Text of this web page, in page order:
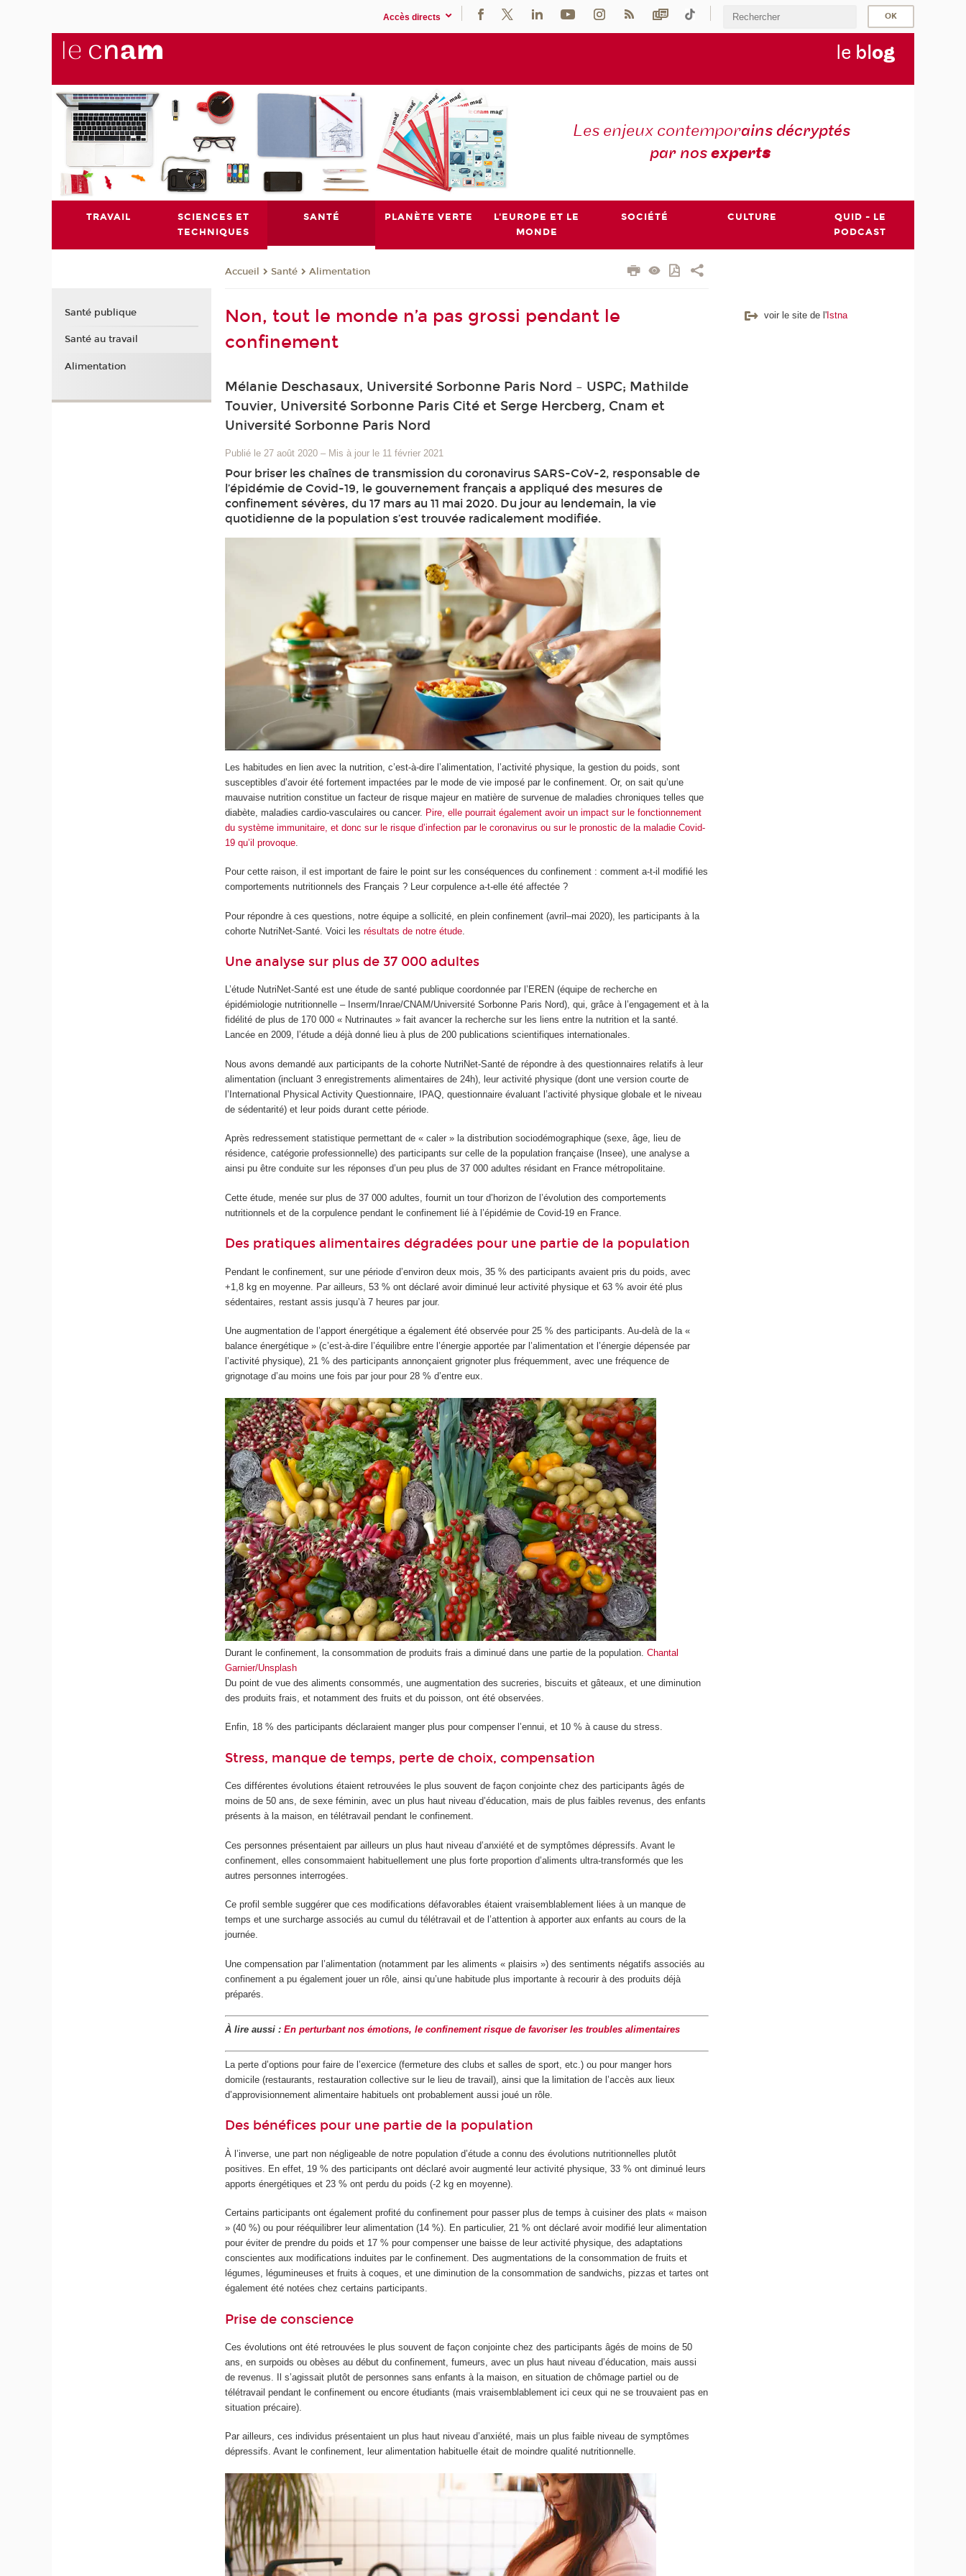
Accès directs
le blog
Les enjeux contemporains décryptés
par nosexperts
TRAVAIL
SCIENCES ET
TECHNIQUES
SANTÉ PLANÈTE VERTE
L'EUROPE ET LE
MONDE
SOCIÉTÉ CULTURE
QUID - LE
PODCAST
Accueil Santé Alimentation
Non, tout le monde n’a pas grossi pendant le
confinement
Mélanie Deschasaux, Université Sorbonne Paris Nord – USPC; Mathilde
Touvier, Université Sorbonne Paris Cité et Serge Hercberg, Cnam et
Université Sorbonne Paris Nord
Publié le 27 août 2020 – Mis à jour le 11 février 2021
Pour briser les chaînes de transmission du coronavirus SARS-CoV-2, responsable de
l’épidémie de Covid-19, le gouvernement français a appliqué des mesures de
confinement sévères, du 17 mars au 11 mai 2020. Du jour au lendemain, la vie
quotidienne de la population s’est trouvée radicalement modifiée.
Les habitudes en lien avec la nutrition, c’est-à-dire l’alimentation, l’activité physique, la gestion du poids, sont
susceptibles d’avoir été fortement impactées par le mode de vie imposé par le confinement. Or, on sait qu’une
mauvaise nutrition constitue un facteur de risque majeur en matière de survenue de maladies chroniques telles que
diabète, maladies cardio-vasculaires ou cancer. Pire, elle pourrait également avoir un impact sur le fonctionnement
du système immunitaire, et donc sur le risque d’infection par le coronavirus ou sur le pronostic de la maladie Covid-
19 qu’il provoque
Pour cette raison, il est important de faire le point sur les conséquences du confinement : comment a-t-il modifié les
comportements nutritionnels des Français ? Leur corpulence a-t-elle été affectée ?
Pour répondre à ces questions, notre équipe a sollicité, en plein confinement (avril–mai 2020), les participants à la
cohorte NutriNet-Santé. Voici lesrésultats de notre étude
Une analyse sur plus de 37 000 adultes
L’étude NutriNet-Santé est une étude de santé publique coordonnée par l’EREN (équipe de recherche en
épidémiologie nutritionnelle – Inserm/Inrae/CNAM/Université Sorbonne Paris Nord), qui, grâce à l’engagement et à la
fidélité de plus de 170 000 « Nutrinautes » fait avancer la recherche sur les liens entre la nutrition et la santé.
Lancée en 2009, l’étude a déjà donné lieu à plus de 200 publications scientifiques internationales.
Nous avons demandé aux participants de la cohorte NutriNet-Santé de répondre à des questionnaires relatifs à leur
alimentation (incluant 3 enregistrements alimentaires de 24h), leur activité physique (dont une version courte de
l’International Physical Activity Questionnaire, IPAQ, questionnaire évaluant l’activité physique globale et le niveau
de sédentarité) et leur poids durant cette période.
Après redressement statistique permettant de « caler » la distribution sociodémographique (sexe, âge, lieu de
résidence, catégorie professionnelle) des participants sur celle de la population française (Insee), une analyse a
ainsi pu être conduite sur les réponses d’un peu plus de 37 000 adultes résidant en France métropolitaine.
Cette étude, menée sur plus de 37 000 adultes, fournit un tour d’horizon de l’évolution des comportements
nutritionnels et de la corpulence pendant le confinement lié à l’épidémie de Covid-19 en France.
Des pratiques alimentaires dégradées pour une partie de la population
Pendant le confinement, sur une période d’environ deux mois, 35 % des participants avaient pris du poids, avec
+1,8 kg en moyenne. Par ailleurs, 53 % ont déclaré avoir diminué leur activité physique et 63 % avoir été plus
sédentaires, restant assis jusqu’à 7 heures par jour.
Une augmentation de l’apport énergétique a également été observée pour 25 % des participants. Au-delà de la «
balance énergétique » (c’est-à-dire l’équilibre entre l’énergie apportée par l’alimentation et l’énergie dépensée par
l’activité physique), 21 % des participants annonçaient grignoter plus fréquemment, avec une fréquence de
grignotage d’au moins une fois par jour pour 28 % d’entre eux.
Durant le confinement, la consommation de produits frais a diminué dans une partie de la population. Chantal
Garnier/Unsplash
Du point de vue des aliments consommés, une augmentation des sucreries, biscuits et gâteaux, et une diminution
des produits frais, et notamment des fruits et du poisson, ont été observées.
Enfin, 18 % des participants déclaraient manger plus pour compenser l’ennui, et 10 % à cause du stress.
Stress, manque de temps, perte de choix, compensation
Ces différentes évolutions étaient retrouvées le plus souvent de façon conjointe chez des participants âgés de
moins de 50 ans, de sexe féminin, avec un plus haut niveau d’éducation, mais de plus faibles revenus, des enfants
présents à la maison, en télétravail pendant le confinement.
Ces personnes présentaient par ailleurs un plus haut niveau d’anxiété et de symptômes dépressifs. Avant le
confinement, elles consommaient habituellement une plus forte proportion d’aliments ultra-transformés que les
autres personnes interrogées.
Ce profil semble suggérer que ces modifications défavorables étaient vraisemblablement liées à un manque de
temps et une surcharge associés au cumul du télétravail et de l’attention à apporter aux enfants au cours de la
journée.
Une compensation par l’alimentation (notamment par les aliments « plaisirs ») des sentiments négatifs associés au
confinement a pu également jouer un rôle, ainsi qu’une habitude plus importante à recourir à des produits déjà
préparés.
À lire aussi :En perturbant nos émotions, le confinement risque de favoriser les troubles alimentaires
La perte d’options pour faire de l’exercice (fermeture des clubs et salles de sport, etc.) ou pour manger hors
domicile (restaurants, restauration collective sur le lieu de travail), ainsi que la limitation de l’accès aux lieux
d’approvisionnement alimentaire habituels ont probablement aussi joué un rôle.
Des bénéfices pour une partie de la population
À l’inverse, une part non négligeable de notre population d’étude a connu des évolutions nutritionnelles plutôt
positives. En effet, 19 % des participants ont déclaré avoir augmenté leur activité physique, 33 % ont diminué leurs
apports énergétiques et 23 % ont perdu du poids (-2 kg en moyenne).
Certains participants ont également profité du confinement pour passer plus de temps à cuisiner des plats « maison
» (40 %) ou pour rééquilibrer leur alimentation (14 %). En particulier, 21 % ont déclaré avoir modifié leur alimentation
pour éviter de prendre du poids et 17 % pour compenser une baisse de leur activité physique, des adaptations
conscientes aux modifications induites par le confinement. Des augmentations de la consommation de fruits et
légumes, légumineuses et fruits à coques, et une diminution de la consommation de sandwichs, pizzas et tartes ont
également été notées chez certains participants.
Prise de conscience
Ces évolutions ont été retrouvées le plus souvent de façon conjointe chez des participants âgés de moins de 50
ans, en surpoids ou obèses au début du confinement, fumeurs, avec un plus haut niveau d’éducation, mais aussi
de revenus. Il s’agissait plutôt de personnes sans enfants à la maison, en situation de chômage partiel ou de
télétravail pendant le confinement ou encore étudiants (mais vraisemblablement ici ceux qui ne se trouvaient pas en
situation précaire).
Par ailleurs, ces individus présentaient un plus haut niveau d’anxiété, mais un plus faible niveau de symptômes
dépressifs. Avant le confinement, leur alimentation habituelle était de moindre qualité nutritionnelle.
voir le site de l'Istna
Santé publique
Santé au travail
Alimentation